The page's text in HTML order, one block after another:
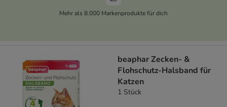
Mehr als 8.000 Markenprodukte für dich
beaphar Zecken- &
Flohschutz-Halsband für
Katzen
1 Stück